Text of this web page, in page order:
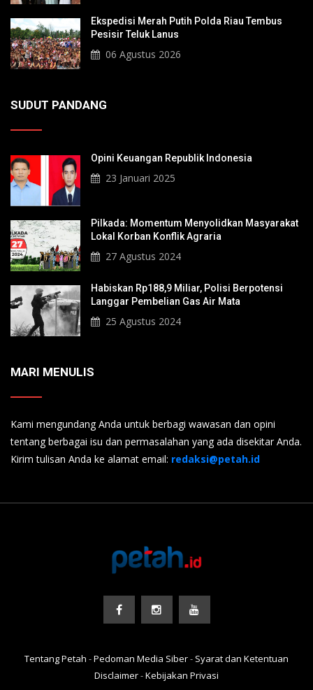
Ekspedisi Merah Putih Polda Riau Tembus
Pesisir Teluk Lanus
06 Agustus 2026
SUDUT PANDANG
Opini Keuangan Republik Indonesia
23 Januari 2025
Pilkada: Momentum Menyolidkan Masyarakat
Lokal Korban Konflik Agraria
27 Agustus 2024
Habiskan Rp188,9 Miliar, Polisi Berpotensi
Langgar Pembelian Gas Air Mata
25 Agustus 2024
MARI MENULIS
Kami mengundang Anda untuk berbagi wawasan dan opini
tentang berbagai isu dan permasalahan yang ada disekitar Anda.
Kirim tulisan Anda ke alamat email: redaksi@petah.id
Tentang Petah -Pedoman Media Siber- Syarat dan Ketentuan
Disclaimer-Kebijakan Privasi